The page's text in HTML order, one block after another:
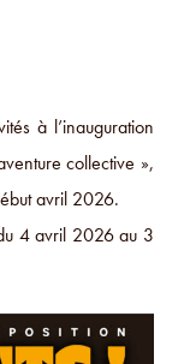
à l’inauguration
collective »,
avril 2026.
4 avril 2026 au 3